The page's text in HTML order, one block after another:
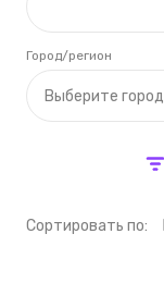
Выберите город
Город/регион
Cортировать по: